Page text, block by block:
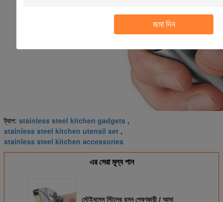
জমা দিন
ট্যাগ: stainless steel kitchen gadgets ,
stainless steel kitchen utensil set ,
stainless steel kitchen accessories
এর সেরা মূল্য পান
স্টেইনলেস স্টিলের রসুন পেষণকারী / আদা